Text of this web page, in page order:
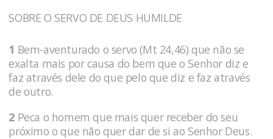
SOBRE O SERVO DE DEUS HUMILDE
1 Bem-aventurado o servo (Mt 24,46) que não se
exalta mais por causa do bem que o Senhor diz e
faz através dele do que pelo que diz e faz através
de outro.
2 Peca o homem que mais quer receber do seu
próximo o que não quer dar de si ao Senhor Deus.